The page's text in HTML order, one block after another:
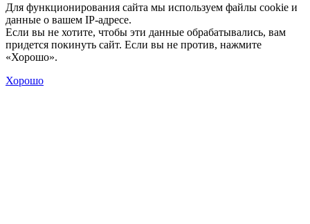
Для функционирования сайта мы используем файлы cookie и
данные о вашем IP-адресе.
Если вы не хотите, чтобы эти данные обрабатывались, вам
придется покинуть сайт. Если вы не против, нажмите
«Хорошо».
Хорошо